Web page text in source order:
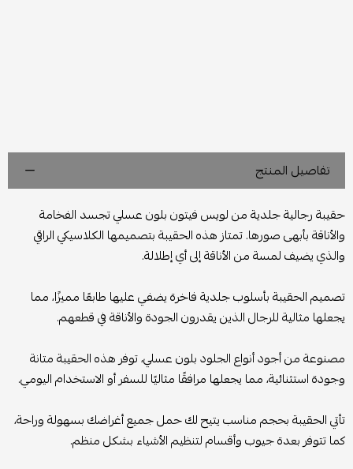
تفاصيل المنتج
حقيبة رجالية جلدية من لويس فيتون بلون عسلي تجسد الفخامة
والأناقة بأبهى صورها. تمتاز هذه الحقيبة بتصميمها الكلاسيكي الراقي
والذي يضيف لمسة من الأناقة إلى أي إطلالة.
تصميم الحقيبة بأسلوب جلدية فاخرة يضفي عليها طابعًا مميزًا، مما
يجعلها مثالية للرجال الذين يقدرون الجودة والأناقة في قطعهم.
مصنوعة من أجود أنواع الجلود بلون عسلي، توفر هذه الحقيبة متانة
وجودة استثنائية، مما يجعلها مرافقًا مثاليًا للسفر أو الاستخدام اليومي.
تأتي الحقيبة بحجم مناسب يتيح لك حمل جميع أغراضك بسهولة وراحة،
كما تتوفر بعدة جيوب وأقسام لتنظيم الأشياء بشكل منظم.